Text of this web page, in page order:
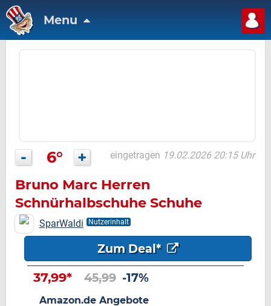
Menu
- 6° + eingetragen 19.02.2026 20:15 Uhr
Bruno Marc Herren
Schnürhalbschuhe Schuhe
Turnschuhe Walkingschuhe
Mode Sneaker
SparWaldi Nutzerinhalt
Zum Deal*
37,99* 45,99 -17%
Amazon.de Angebote